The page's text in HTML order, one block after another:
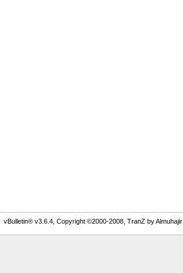
vBulletin® v3.6.4, Copyright ©2000-2008, TranZ by Almuhajir